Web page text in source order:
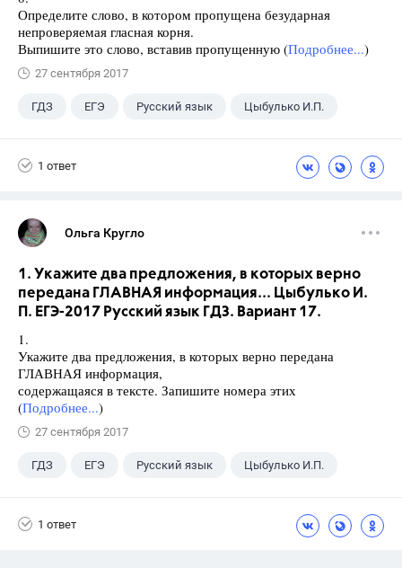
Определите слово, в котором пропущена безударная
непроверяемая гласная корня.
Выпишите это слово, вставив пропущенную (Подробнее...)
27 сентября 2017
ГДЗ ЕГЭ Русский язык Цыбулько И.П.
1 ответ
Ольга Кругло
1. Укажите два предложения, в которых верно
передана ГЛАВНАЯ информация... Цыбулько И.
П. ЕГЭ-2017 Русский язык ГДЗ. Вариант 17.
1.
Укажите два предложения, в которых верно передана
ГЛАВНАЯ информация,
содержащаяся в тексте. Запишите номера этих
(Подробнее...)
27 сентября 2017
ГДЗ ЕГЭ Русский язык Цыбулько И.П.
1 ответ